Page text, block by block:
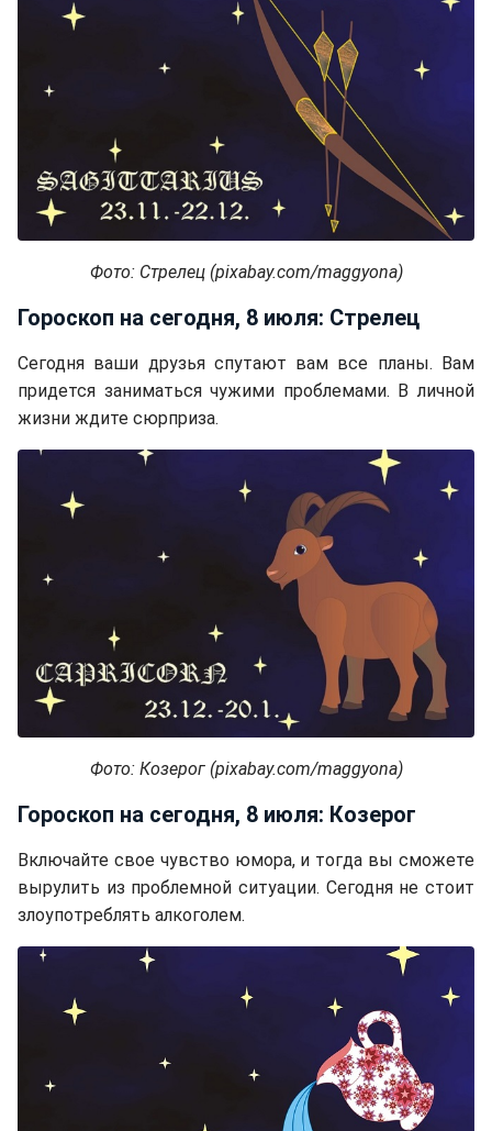
Фото: Стрелец (pixabay.com/maggyona)
Гороскоп на сегодня, 8 июля: Стрелец
Сегодня ваши друзья спутают вам все планы. Вам
придется заниматься чужими проблемами. В личной
жизни ждите сюрприза.
Фото: Козерог (pixabay.com/maggyona)
Гороскоп на сегодня, 8 июля: Козерог
Включайте свое чувство юмора, и тогда вы сможете
вырулить из проблемной ситуации. Сегодня не стоит
злоупотреблять алкоголем.